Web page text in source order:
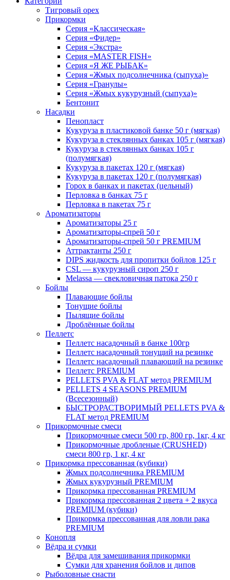
Тигровый орех
Прикормки
Серия «Классическая»
Серия «Фидер»
Серия «Экстра»
Серия «MASTER FISH»
Серия «Я ЖЕ РЫБАК»
Серия «Жмых подсолнечника (сыпуха)»
Cерия «Гранулы»
Серия «Жмых кукурузный (сыпуха)»
Бентонит
Насадки
Пенопласт
Кукуруза в пластиковой банке 50 г (мягкая)
Кукуруза в стеклянных банках 105 г (мягкая)
Кукуруза в стеклянных банках 105 г
(полумягкая)
Кукуруза в пакетах 120 г (мягкая)
Кукуруза в пакетах 120 г (полумягкая)
Горох в банках и пакетах (цельный)
Перловка в банках 75 г
Перловка в пакетах 75 г
Ароматизаторы
Ароматизаторы 25 г
Ароматизаторы-спрей 50 г
Ароматизаторы-спрей 50 г PREMIUM
Аттрактанты 250 г
DIPS жидкость для пропитки бойлов 125 г
CSL — кукурузный сироп 250 г
Melassa — свекловичная патока 250 г
Бойлы
Плавающие бойлы
Тонущие бойлы
Пылящие бойлы
Дроблённые бойлы
Пеллетс
Пеллетс насадочный в банке 100гр
Пеллетс насадочный тонущий на резинке
Пеллетс насадочный плавающий на резинке
Пеллетс PREMIUM
PELLETS PVA & FLAT метод PREMIUM
PELLETS 4 SEASONS PREMIUM
(Всесезонный)
БЫСТРОРАСТВОРИМЫЙ PELLETS PVA &
FLAT метод PREMIUM
Прикормочные смеси
Прикормочные смеси 500 гр, 800 гр, 1кг, 4 кг
Прикормочные дробленые (CRUSHED)
смеси 800 гр, 1 кг, 4 кг
Прикормка прессованная (кубики)
Жмых подсолнечника PREMIUM
Жмых кукурузный PREMIUM
Прикормка прессованная PREMIUM
Прикормка прессованная 2 цвета + 2 вкуса
PREMIUM (кубики)
Прикормка прессованная для ловли рака
PREMIUM
Конопля
Вёдра и сумки
Вёдра для замешивания прикормки
Сумки для хранения бойлов и дипов
Рыболовные снасти